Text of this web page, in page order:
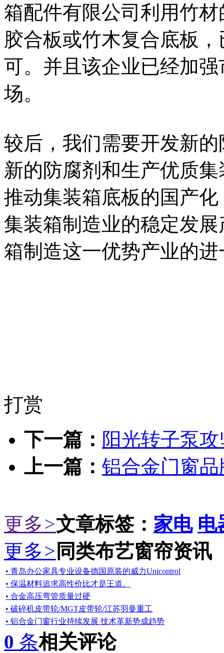
箱配件有限公司利用竹
胶合板或竹木复合底板
可。并且该企业已经加
场。
较后，我们需要开发新
新的防腐剂和生产优质
推动集装箱底板的国产
集装箱制造业的稳定发
箱制造这一优势产业的
打赏
下一篇： 阳光转子泵
上一篇： 铝合金门窗
更多>文章标签： 家电 电
更多> 同类布艺窗帘资讯
• 青岛办公家具专业设备德国原装的威力Unicontrol
• 保温材料追求高性价比才是王道。
• 合金高压弯管质量过硬
• 破碎机皮带轮/MGT皮带轮/江苏羽曼重工
• 铝合金门窗行业持续发展 技术革新势成趋势
0 条相关评论